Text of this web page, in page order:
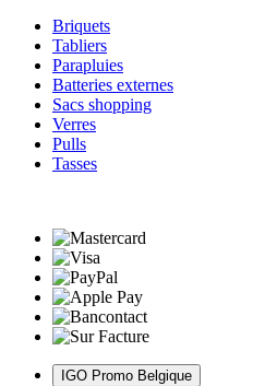
Briquets
Tabliers
Parapluies
Batteries externes
Sacs shopping
Verres
Pulls
Tasses
IGO Promo Belgique